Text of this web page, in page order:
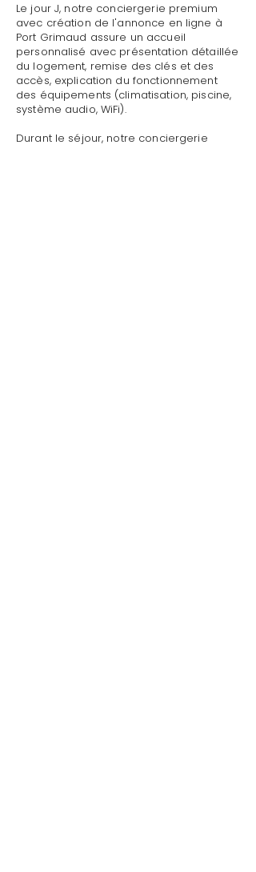
Le jour J, notre conciergerie premium
avec création de l'annonce en ligne à
Port Grimaud assure un accueil
personnalisé avec présentation détaillée
du logement, remise des clés et des
accès, explication du fonctionnement
des équipements (climatisation, piscine,
système audio, WiFi).
Durant le séjour, notre conciergerie